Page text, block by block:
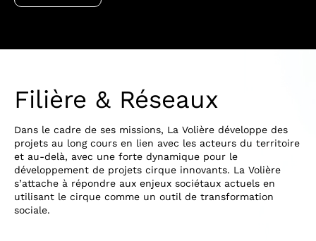
Filière & Réseaux
Dans le cadre de ses missions, La Volière développe des
projets au long cours en lien avec les acteurs du territoire
et au-delà, avec une forte dynamique pour le
développement de projets cirque innovants. La Volière
s’attache à répondre aux enjeux sociétaux actuels en
utilisant le cirque comme un outil de transformation
sociale.